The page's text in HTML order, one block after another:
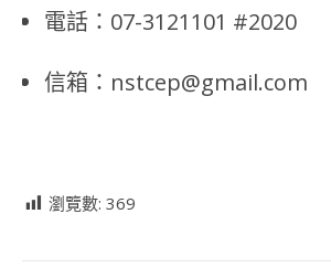
電話：07-3121101 #2020
信箱：nstcep@gmail.com
瀏覽數: 369